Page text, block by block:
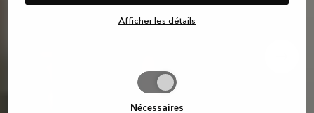
Afficher les détails
Nécessaires